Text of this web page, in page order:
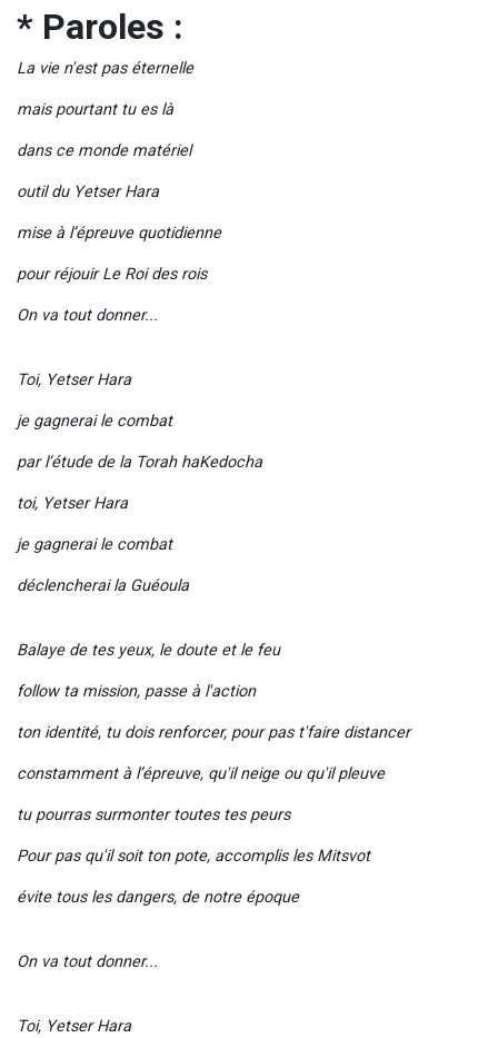
* Paroles :
La vie n'est pas éternelle
mais pourtant tu es là
dans ce monde matériel
outil du Yetser Hara
mise à l’épreuve quotidienne
pour réjouir Le Roi des rois
On va tout donner...
Toi, Yetser Hara
je gagnerai le combat
par l’étude de la Torah haKedocha
toi, Yetser Hara
je gagnerai le combat
déclencherai la Guéoula
Balaye de tes yeux, le doute et le feu
follow ta mission, passe à l'action
ton identité, tu dois renforcer, pour pas t'faire distancer
constamment à l’épreuve, qu'il neige ou qu'il pleuve
tu pourras surmonter toutes tes peurs
Pour pas qu'il soit ton pote, accomplis les Mitsvot
évite tous les dangers, de notre époque
On va tout donner...
Toi, Yetser Hara